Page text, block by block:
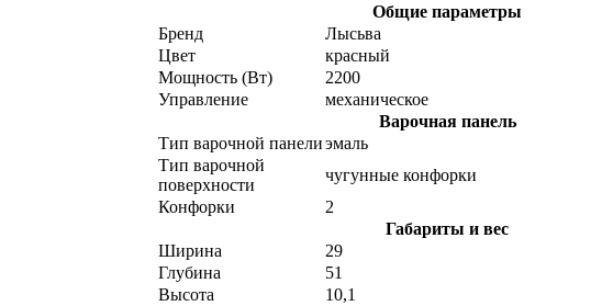
Общие параметры
Бренд
Лысьва
Цвет
красный
Мощность (Вт)
2200
Управление
механическое
Варочная панель
Тип варочной панелиэмаль
Тип варочной
поверхности
чугунные конфорки
Конфорки
2
Габариты и вес
Ширина
29
Глубина
51
Высота
10,1